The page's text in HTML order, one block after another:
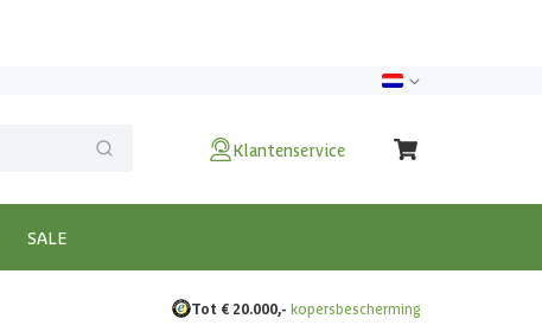
Klantenservice
SALE
Tot € 20.000,- kopersbescherming